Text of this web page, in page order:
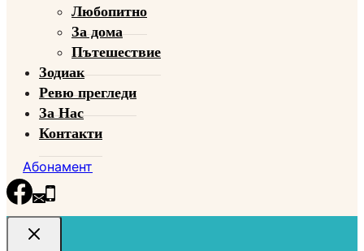
Любопитно
За дома
Пътешествие
Зодиак
Ревю прегледи
За Нас
Контакти
Абонамент